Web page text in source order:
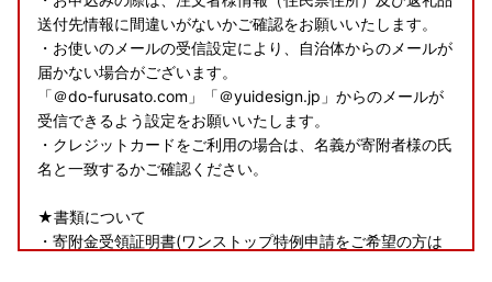
送付先情報に間違いがないかご確認をお願いいたします。
・お使いのメールの受信設定により、自治体からのメールが
届かない場合がございます。
「＠do-furusato.com」「＠yuidesign.jp」からのメールが
受信できるよう設定をお願いいたします。
・クレジットカードをご利用の場合は、名義が寄附者様の氏
名と一致するかご確認ください。
★書類について
・寄附金受領証明書(ワンストップ特例申請をご希望の方は